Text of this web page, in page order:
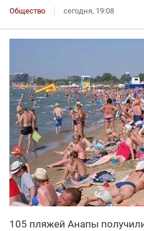
Общество сегодня, 19:08
105 пляжей Анапы